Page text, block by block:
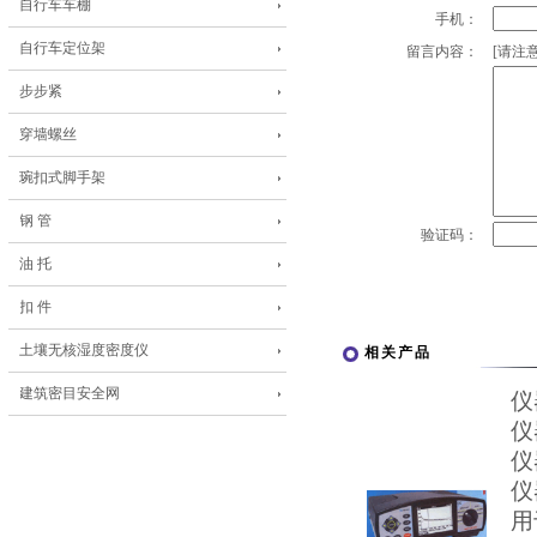
自行车车棚
自行车定位架
步步紧
穿墙螺丝
琬扣式脚手架
钢 管
油 托
扣 件
土壤无核湿度密度仪
建筑密目安全网
手机：
留言内容：
[请注
验证码：
相关产品